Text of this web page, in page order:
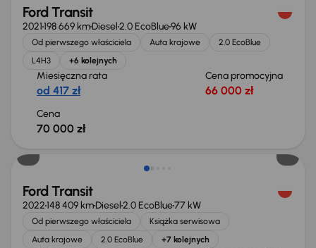
Ford Transit
2021198 669 kmDiesel2.0 EcoBlue96 kW
Od pierwszego właściciela Auta krajowe
2.0 EcoBlue
L4H3
+6 kolejnych
Miesięczna rata
od 417 zł
Cena promocyjna
66 000 zł
Cena
70 000 zł
Ford Transit
2022148 409 kmDiesel2.0 EcoBlue77 kW
Od pierwszego właściciela
Książka serwisowa
Auta krajowe
2.0 EcoBlue +7 kolejnych